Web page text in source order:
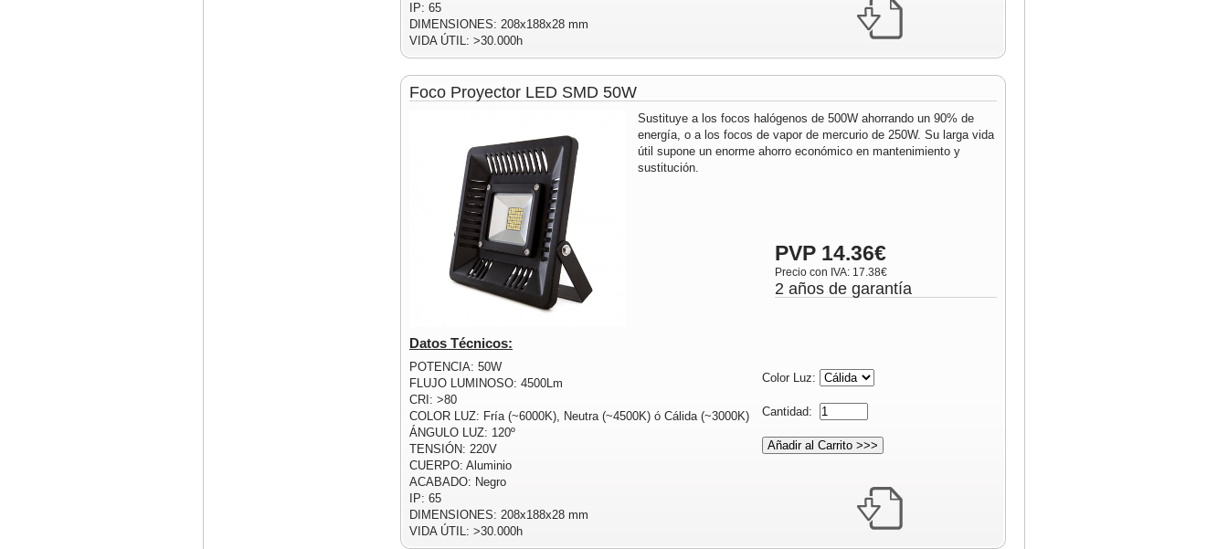
IP: 65
DIMENSIONES: 208x188x28 mm
VIDA ÚTIL: >30.000h
Foco Proyector LED SMD 50W
Sustituye a los focos halógenos de 500W ahorrando un 90% de
energía, o a los focos de vapor de mercurio de 250W. Su larga vida
útil supone un enorme ahorro económico en mantenimiento y
sustitución.
PVP 14.36€
Precio con IVA: 17.38€
2 años de garantía
Datos Técnicos:
POTENCIA: 50W
FLUJO LUMINOSO: 4500Lm
CRI: >80
COLOR LUZ: Fría (~6000K), Neutra (~4500K) ó Cálida (~3000K)
ÁNGULO LUZ: 120º
TENSIÓN: 220V
CUERPO: Aluminio
ACABADO: Negro
IP: 65
DIMENSIONES: 208x188x28 mm
VIDA ÚTIL: >30.000h
Color Luz:
Cantidad: